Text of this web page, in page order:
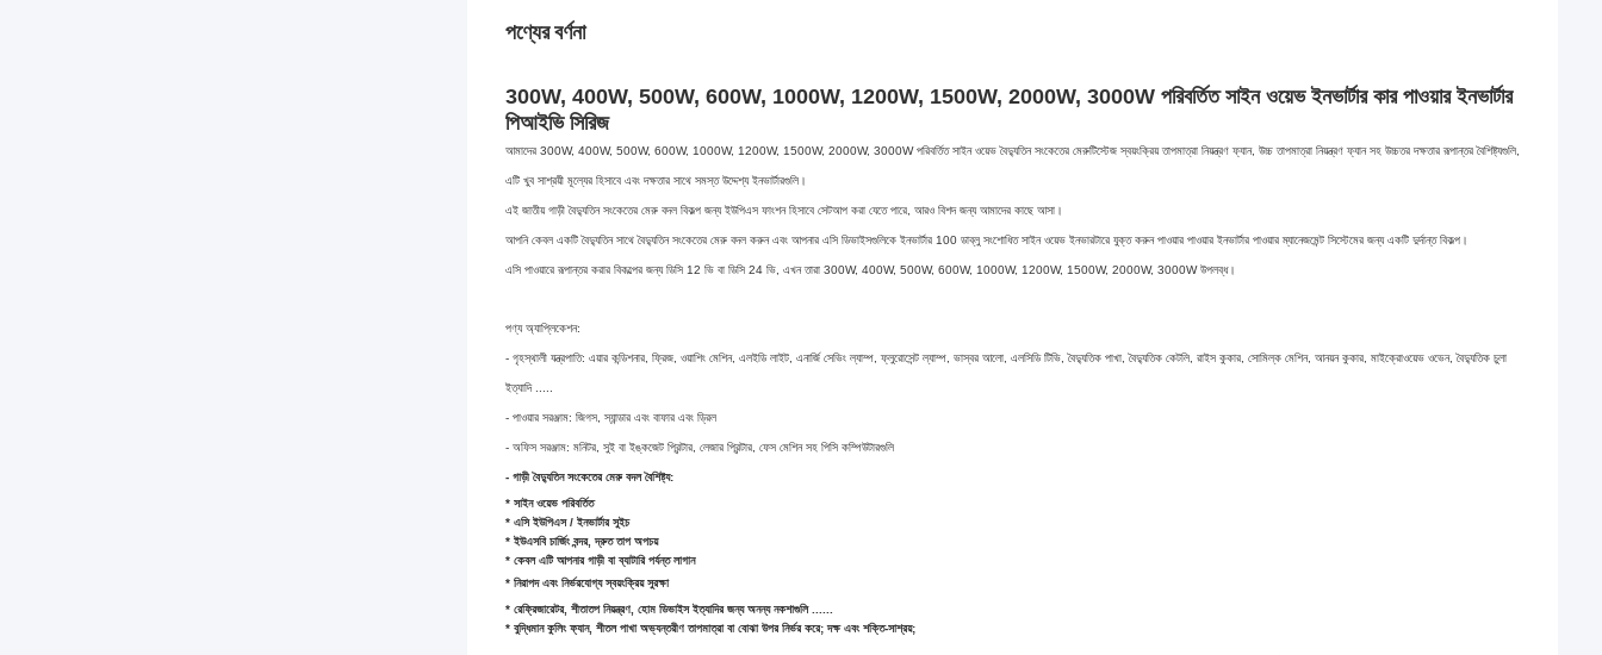
পণ্যের বর্ণনা
300W, 400W, 500W, 600W, 1000W, 1200W, 1500W, 2000W, 3000W পরিবর্তিত সাইন ওয়েভ ইনভার্টার কার পাওয়ার ইনভার্টার
পিআইভি সিরিজ
আমাদের 300W, 400W, 500W, 600W, 1000W, 1200W, 1500W, 2000W, 3000W পরিবর্তিত সাইন ওয়েভ বৈদ্যুতিন সংকেতের মেরুটিস্টেজ স্বয়ংক্রিয় তাপমাত্রা নিয়ন্ত্রণ ফ্যান, উচ্চ তাপমাত্রা নিয়ন্ত্রণ ফ্যান সহ উচ্চতর দক্ষতার রূপান্তর বৈশিষ্ট্যগুলি,
এটি খুব সাশ্রয়ী মূল্যের হিসাবে এবং দক্ষতার সাথে সমস্ত উদ্দেশ্য ইনভার্টারগুলি।
এই জাতীয় গাড়ী বৈদ্যুতিন সংকেতের মেরু বদল বিকল্প জন্য ইউপিএস ফাংশন হিসাবে সেটআপ করা যেতে পারে, আরও বিশদ জন্য আমাদের কাছে আসা।
আপনি কেবল একটি বৈদ্যুতিন সাথে বৈদ্যুতিন সংকেতের মেরু বদল করুন এবং আপনার এসি ডিভাইসগুলিকে ইনভার্টার 100 ডাব্লু সংশোধিত সাইন ওয়েভ ইনভারটারে যুক্ত করুন পাওয়ার পাওয়ার ইনভার্টার পাওয়ার ম্যানেজমেন্ট সিস্টেমের জন্য একটি দুর্দান্ত বিকল্প।
এসি পাওয়ারে রূপান্তর করার বিকল্পের জন্য ডিসি 12 ভি বা ডিসি 24 ভি, এখন তারা 300W, 400W, 500W, 600W, 1000W, 1200W, 1500W, 2000W, 3000W উপলব্ধ।
পণ্য অ্যাপ্লিকেশন:
- গৃহস্থালী যন্ত্রপাতি: এয়ার কন্ডিশনার, ফ্রিজ, ওয়াশিং মেশিন, এলইডি লাইট, এনার্জি সেভিং ল্যাম্প, ফ্লুরোসেন্ট ল্যাম্প, ভাস্বর আলো, এলসিডি টিভি, বৈদ্যুতিক পাখা, বৈদ্যুতিক কেটলি, রাইস কুকার, সোমিল্ক মেশিন, আনয়ন কুকার, মাইক্রোওয়েভ ওভেন, বৈদ্যুতিক চুলা
ইত্যাদি .....
- পাওয়ার সরঞ্জাম: জিগস, স্যান্ডার এবং বাফার এবং ড্রিল
- অফিস সরঞ্জাম: মনিটর, সুই বা ইঙ্কজেট প্রিন্টার, লেজার প্রিন্টার, ফেস মেশিন সহ পিসি কম্পিউটারগুলি
- গাড়ী বৈদ্যুতিন সংকেতের মেরু বদল বৈশিষ্ট্য:
* সাইন ওয়েভ পরিবর্তিত
* এসি ইউপিএস / ইনভার্টার সুইচ
* ইউএসবি চার্জিং বন্দর, দ্রুত তাপ অপচয়
* কেবল এটি আপনার গাড়ী বা ব্যাটারি পর্যন্ত লাগান
* নিরাপদ এবং নির্ভরযোগ্য স্বয়ংক্রিয় সুরক্ষা
* রেফ্রিজারেটর, শীতাতপ নিয়ন্ত্রণ, হোম ডিভাইস ইত্যাদির জন্য অনন্য নকশাগুলি ......
* বুদ্ধিমান কুলিং ফ্যান, শীতল পাখা অভ্যন্তরীণ তাপমাত্রা বা বোঝা উপর নির্ভর করে; দক্ষ এবং শক্তি-সাশ্রয়;